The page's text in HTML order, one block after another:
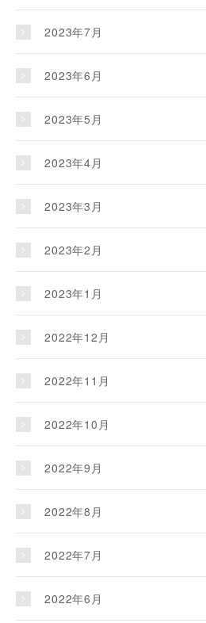
2023年7月
2023年6月
2023年5月
2023年4月
2023年3月
2023年2月
2023年1月
2022年12月
2022年11月
2022年10月
2022年9月
2022年8月
2022年7月
2022年6月